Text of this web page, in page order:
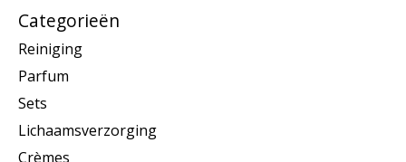
Categorieën
Reiniging
Parfum
Sets
Lichaamsverzorging
Crèmes